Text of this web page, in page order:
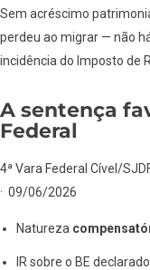
Sem acréscimo
perdeu ao migrar — não
incidência do Imposto de
A sentença
Federal
4ª Vara Federal Cível/
· 09/06/2026
Natureza
IR sobre o BE declarado